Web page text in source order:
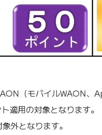
（モバイルWAON
適用の対象となります。
外となります。